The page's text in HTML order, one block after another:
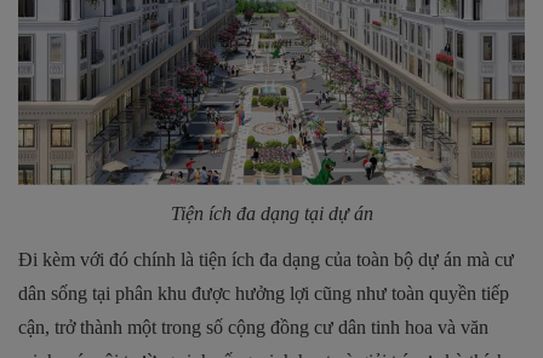
Tiện ích đa dạng tại dự án
Đi kèm với đó chính là tiện ích đa dạng của toàn bộ dự án mà cư
dân sống tại phân khu được hưởng lợi cũng như toàn quyền tiếp
cận, trở thành một trong số cộng đồng cư dân tinh hoa và văn